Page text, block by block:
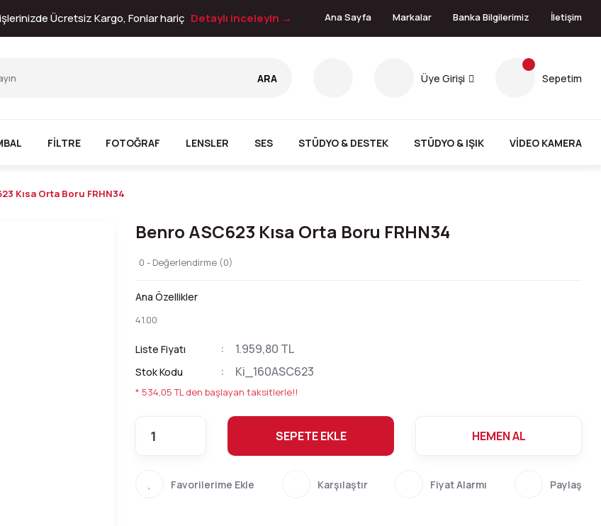
Ücretsiz Kargo, Fonlar hariç Detaylı inceleyin → Ana Sayfa Markalar Banka Bilgilerimiz İletişim
ARA Üye Girişi Sepetim
FİLTRE FOTOĞRAF LENSLER SES STÜDYO & DESTEK STÜDYO & IŞIK VİDEO KAMERA
Kısa Orta Boru FRHN34
Benro ASC623 Kısa Orta Boru FRHN34
0 - Değerlendirme (0)
Ana Özellikler
41.00
Liste Fiyatı 1.959,80 TL
Stok Kodu Ki_160ASC623
* 534,05 TL den başlayan taksitlerle!!
SEPETE EKLE HEMEN AL
Karşılaştır Fiyat Alarmı Paylaş